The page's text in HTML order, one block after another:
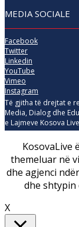
MEDIA SOCIALE
Facebook
Twitter
Linkedin
YouTube
Vimeo
Instagram
Të gjitha të drejtat e
Media, Dialog dhe
e Lajmeve Kosova
KosovaLive
themeluar në
dhe agjenci
dhe shtypin
X